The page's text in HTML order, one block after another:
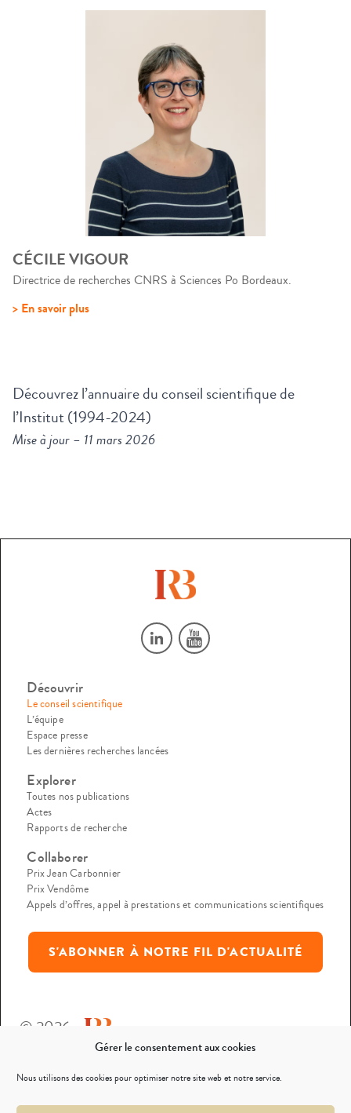
Gérer le consentement aux cookies
Nous utilisons des cookies pour optimiser notre site web et notre service.
CÉCILE VIGOUR
Directrice de recherches CNRS à Sciences Po Bordeaux.
> En savoir plus
Découvrez l’annuaire du conseil scientifique de
l’Institut (1994-2024)
Mise à jour – 11 mars 2026
Découvrir
Le conseil scientifique
L’équipe
Espace presse
Les dernières recherches lancées
Explorer
Toutes nos publications
Actes
Rapports de recherche
Collaborer
Prix Jean Carbonnier
Prix Vendôme
Appels d’offres, appel à prestations et communications scientifiques
S'ABONNER À NOTRE FIL D'ACTUALITÉ
© 2026